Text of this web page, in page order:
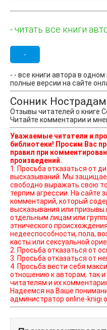
- читать все книги
-
- - все книги автора в
полные версии на сайте
Сонник
Отзывы читателей о книге
Читайте комментарии и
Уважаемые читатели и
библиотеки! Просим Вас
правил при
произведений.
1. Просьба отказаться от
высказываний. Мы защищаем право наших читателей
свободно выражать свою
терпим агрессии. На сайте
комментарий, который
высказывания или
отдельным лицам или
этнического
недееспособности, пола,
касты или сексуальной
2. Просьба отказаться от
3. Просьба отказаться от
4. Просьба вести себя
отношению к авторам, так
читателям и их
Надеемся на Ваше
администратор online-